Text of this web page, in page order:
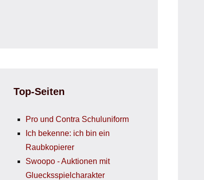
Top-Seiten
Pro und Contra Schuluniform
Ich bekenne: ich bin ein
Raubkopierer
Swoopo - Auktionen mit
Gluecksspielcharakter